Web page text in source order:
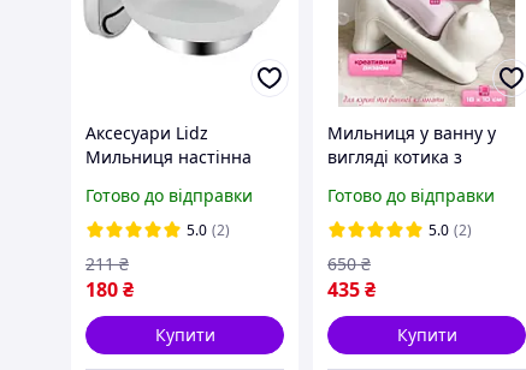
Аксесуари Lidz
Мильниця настінна
02-01???
Готово до відправки
5.0 (2)
180₴
211 ₴
Купити
Мильниця у ванну у
вигляді котика з
отвори для стікання
води
Готово до відправки
5.0 (2)
435₴
650 ₴
Купити